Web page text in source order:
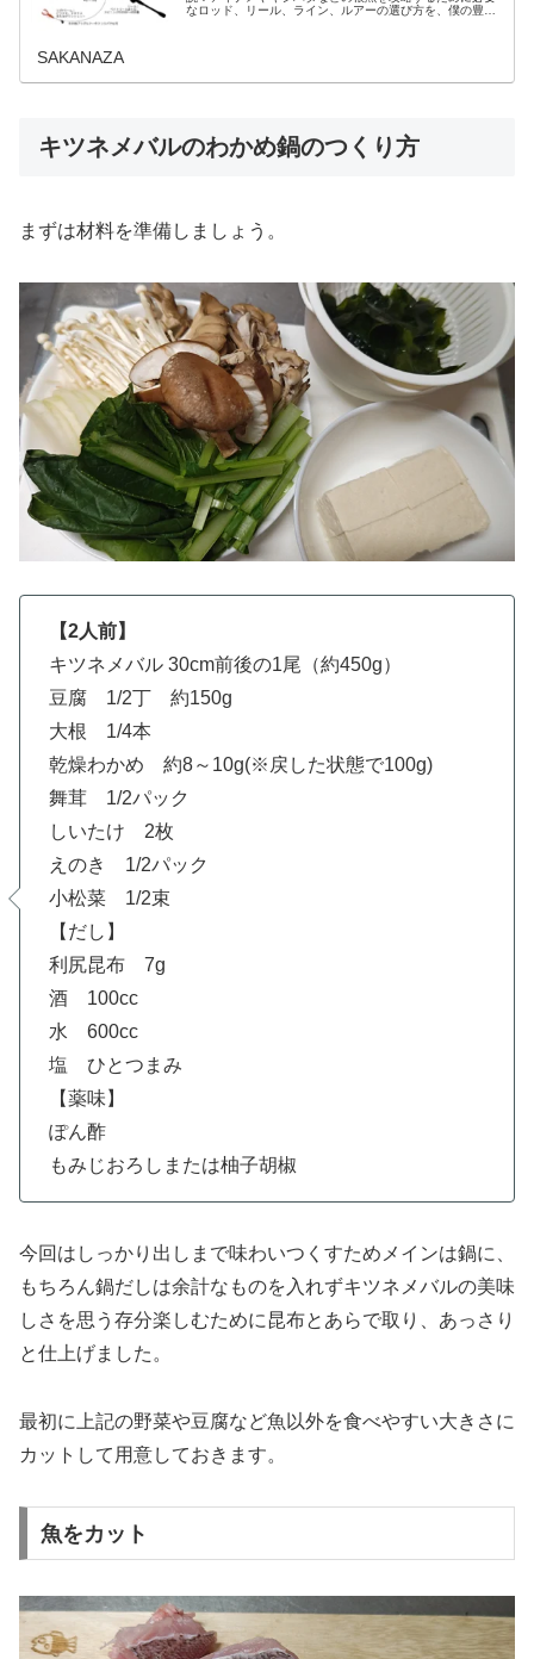
なロッド、リール、ライン、ルアーの選び方を、僕の豊富
SAKANAZA
キツネメバルのわかめ鍋のつくり方
まずは材料を準備しましょう。
【2人前】
キツネメバル 30cm前後の1尾（約450g）
豆腐 1/2丁 約150g
大根 1/4本
乾燥わかめ 約8～10g(※戻した状態で100g)
舞茸 1/2パック
しいたけ 2枚
えのき 1/2パック
小松菜 1/2束
【だし】
利尻昆布 7g
酒 100cc
水 600cc
塩 ひとつまみ
【薬味】
ぽん酢
もみじおろしまたは柚子胡椒
今回はしっかり出しまで味わいつくすためメインは鍋に、
もちろん鍋だしは余計なものを入れずキツネメバルの美味
しさを思う存分楽しむために昆布とあらで取り、あっさり
と仕上げました。
最初に上記の野菜や豆腐など魚以外を食べやすい大きさに
カットして用意しておきます。
魚をカット